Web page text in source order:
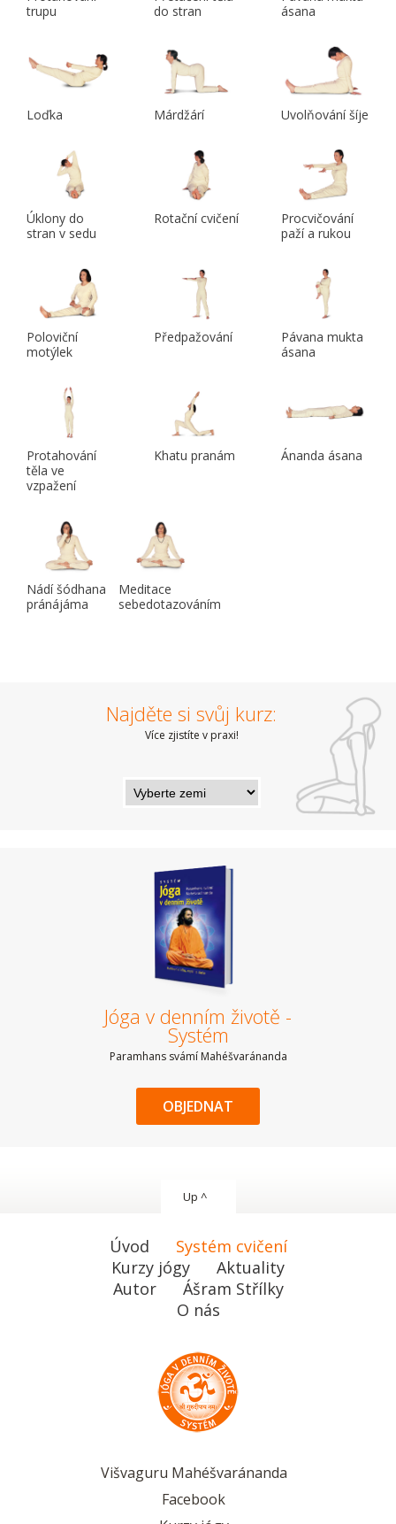
trupu
do stran
ásana
Loďka Márdžárí Uvolňování šíje
Úklony do
stran v sedu
Rotační cvičení
Procvičování
paží a rukou
Poloviční
motýlek
Předpažování
Pávana mukta
ásana
Protahování
těla ve
vzpažení
Khatu pranám Ánanda ásana
Nádí šódhana
pránájáma
Meditace
sebedotazováním
Najděte si svůj kurz:
Více zjistíte v praxi!
Jóga v denním životě -
Systém
Paramhans svámí Mahéšvaránanda
OBJEDNAT
Up ^
Úvod
Systém cvičení
Kurzy jógy
Aktuality
Autor
Ášram Střílky
O nás
Višvaguru Mahéšvaránanda
Facebook